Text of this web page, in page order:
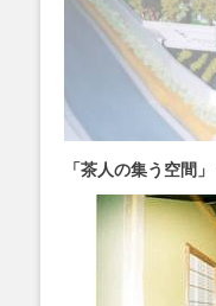
「茶人の集う空間」